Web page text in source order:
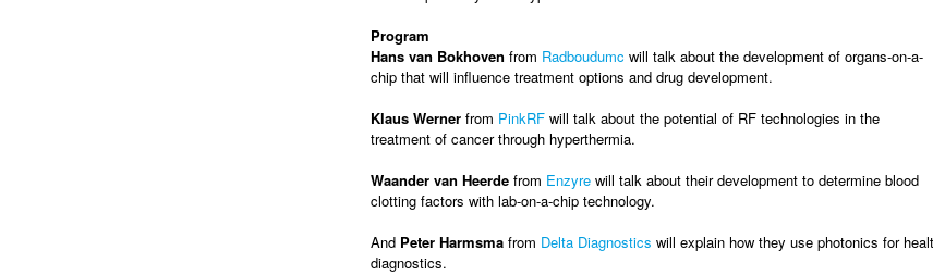
Program
Hans van Bokhoven from Radboudumc will talk about the development of organs-on-a-
chip that will influence treatment options and drug development.
Klaus Werner from PinkRF will talk about the potential of RF technologies in the
treatment of cancer through hyperthermia.
Waander van Heerde from Enzyre will talk about their development to determine blood
clotting factors with lab-on-a-chip technology.
And Peter Harmsma from Delta Diagnostics will explain how they use photonics for
diagnostics.